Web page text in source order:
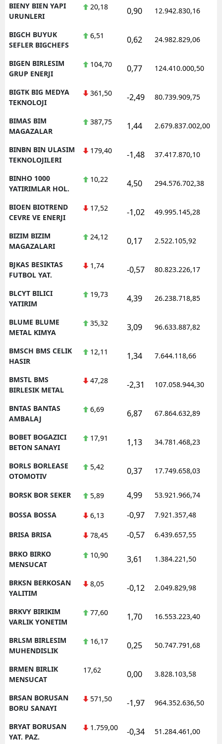
BIENY BIEN YAPI
URUNLERI
20,18 0,90 12.942.830,16
BIGCH BUYUK
SEFLER BIGCHEFS
6,51 0,62 24.982.829,06
BIGEN BIRLESIM
GRUP ENERJI
104,70 0,77 124.410.000,50
BIGTK BIG MEDYA
TEKNOLOJI
361,50 -2,49 80.739.909,75
BIMAS BIM
MAGAZALAR
387,75 1,44 2.679.837.002,00
BINBN BIN ULASIM
TEKNOLOJILERI
179,40 -1,48 37.417.870,10
BINHO 1000
YATIRIMLAR HOL.
10,22 4,50 294.576.702,38
BIOEN BIOTREND
CEVRE VE ENERJI
17,52 -1,02 49.995.145,28
BIZIM BIZIM
MAGAZALARI
24,12 0,17 2.522.105,92
BJKAS BESIKTAS
FUTBOL YAT.
1,74 -0,57 80.823.226,17
BLCYT BILICI
YATIRIM
19,73 4,39 26.238.718,85
BLUME BLUME
METAL KIMYA
35,32 3,09 96.633.887,82
BMSCH BMS CELIK
HASIR
12,11 1,34 7.644.118,66
BMSTL BMS
BIRLESIK METAL
47,28 -2,31 107.058.944,30
BNTAS BANTAS
AMBALAJ
6,69 6,87 67.864.632,89
BOBET BOGAZICI
BETON SANAYI
17,91 1,13 34.781.468,23
BORLS BORLEASE
OTOMOTIV
5,42 0,37 17.749.658,03
BORSK BOR SEKER 5,89 4,99 53.921.966,74
BOSSA BOSSA 6,13 -0,97 7.921.357,48
BRISA BRISA 78,45 -0,57 6.439.657,55
BRKO BIRKO
MENSUCAT
10,90 3,61 1.384.221,50
BRKSN BERKOSAN
YALITIM
8,05 -0,12 2.049.829,98
BRKVY BIRIKIM
VARLIK YONETIM
77,60 1,70 16.553.223,40
BRLSM BIRLESIM
MUHENDISLIK
16,17 0,25 50.747.791,68
BRMEN BIRLIK
MENSUCAT
17,62 0,00 3.828.103,58
BRSAN BORUSAN
BORU SANAYI
571,50 -1,97 964.352.636,50
BRYAT BORUSAN
YAT. PAZ.
1.759,00 -0,34 51.284.461,00